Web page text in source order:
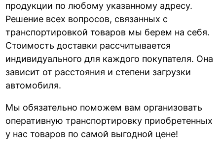
продукции по любому указанному адресу.
Решение всех вопросов, связанных с
транспортировкой товаров мы берем на себя.
Стоимость доставки рассчитывается
индивидуального для каждого покупателя. Она
зависит от расстояния и степени загрузки
автомобиля.
Мы обязательно поможем вам организовать
оперативную транспортировку приобретенных
у нас товаров по самой выгодной цене!